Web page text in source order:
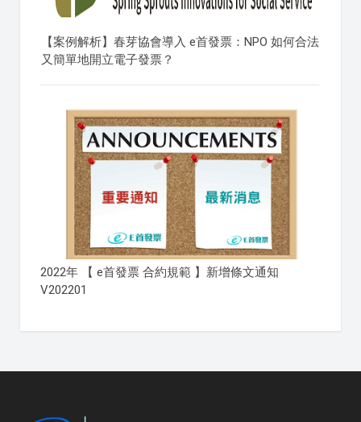
【案例解析】春芽協會導入 e首發票：NPO 如何合法
又簡單地開立電子發票？
2022年 【 e首發票 合約規範 】新增條文通知
V202201